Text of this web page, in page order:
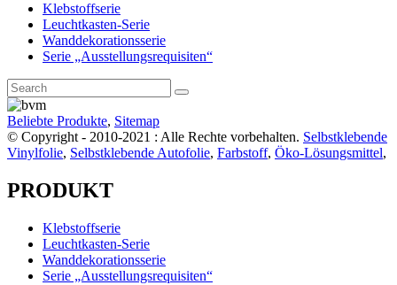
Klebstoffserie
Leuchtkasten-Serie
Wanddekorationsserie
Serie „Ausstellungsrequisiten“
Beliebte Produkte, Sitemap
© Copyright - 2010-2021 : Alle Rechte vorbehalten. Selbstklebende
Vinylfolie, Selbstklebende Autofolie, Farbstoff, Öko-Lösungsmittel,
PRODUKT
Klebstoffserie
Leuchtkasten-Serie
Wanddekorationsserie
Serie „Ausstellungsrequisiten“